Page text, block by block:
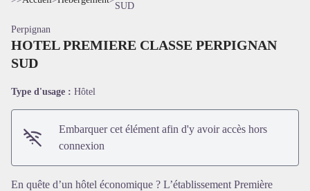
SUD
Perpignan
HOTEL PREMIERE CLASSE PERPIGNAN
SUD
Type d'usage : Hôtel
Embarquer cet élément afin d'y avoir accès hors
connexion
En quête d’un hôtel économique ? L’établissement Première